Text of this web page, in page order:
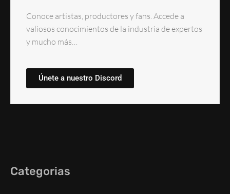
Conoce artistas, productores y fans. Accede a
valiosos conocimientos de la industria de expertos
y mucho más…
Únete a nuestro Discord
Categorias